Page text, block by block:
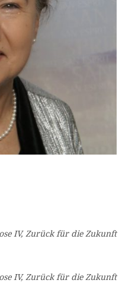
IV‚ Zurück für die Zukunft
IV‚ Zurück für die Zukunft